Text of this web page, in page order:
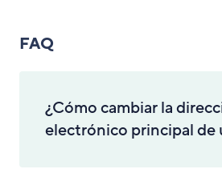
FAQ
¿Cómo cambiar la
electrónico principal de